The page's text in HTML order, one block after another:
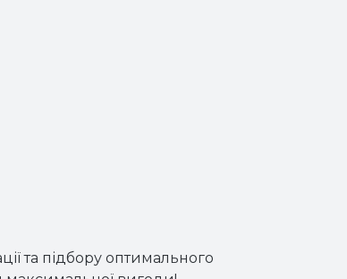
та підбору оптимального